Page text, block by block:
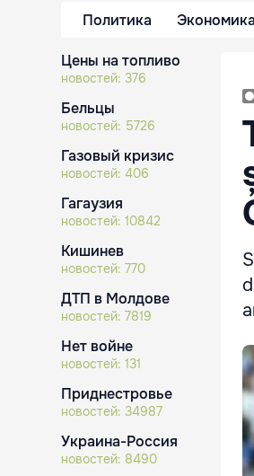
Политика Экономика
Цены на топливо
новостей: 376
Бельцы
новостей: 5726
Газовый кризис
новостей: 406
Гагаузия
новостей: 10842
Кишинев
новостей: 770
ДТП в Молдове
новостей: 7819
Нет войне
новостей: 131
Приднестровье
новостей: 34987
Украина-Россия
новостей: 8490